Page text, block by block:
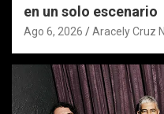
en un solo escenario
Ago 6, 2026 Aracely Cruz